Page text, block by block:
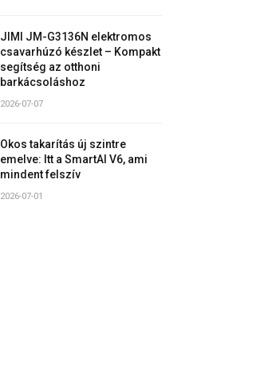
JIMI JM-G3136N elektromos
csavarhúzó készlet – Kompakt
segítség az otthoni
barkácsoláshoz
2026-07-07
Okos takarítás új szintre
emelve: Itt a SmartAI V6, ami
mindent felszív
2026-07-01